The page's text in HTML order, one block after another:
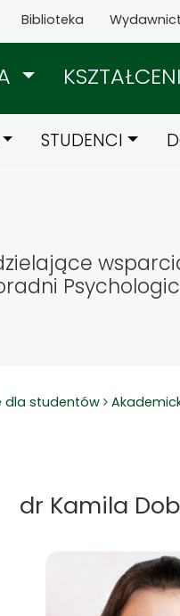
Biblioteka
STUDENCI
dla studentów
dr Kamila